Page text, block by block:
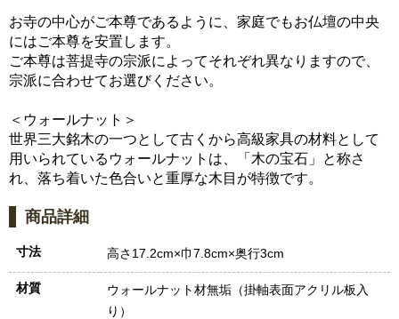
お寺の中心がご本尊であるように、家庭でもお仏壇の中央
にはご本尊を安置します。
ご本尊は菩提寺の宗派によってそれぞれ異なりますので、
宗派に合わせてお選びください。
＜ウォールナット＞
世界三大銘木の一つとして古くから高級家具の材料として
用いられているウォールナットは、「木の宝石」と称さ
れ、落ち着いた色合いと重厚な木目が特徴です。
商品詳細
寸法 高さ17.2cm×巾7.8cm×奥行3cm
材質
ウォールナット材無垢（掛軸表面アクリル板入
り）